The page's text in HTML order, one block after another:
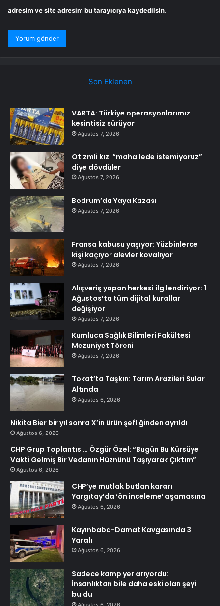
adresim ve site adresim bu tarayıcıya kaydedilsin.
Son Eklenen
VARTA: Türkiye operasyonlarımız
kesintisiz sürüyor
Ağustos 7, 2026
Otizmli kızı “mahallede istemiyoruz”
diye dövdüler
Ağustos 7, 2026
Bodrum’da Yaya Kazası
Ağustos 7, 2026
Fransa kabusu yaşıyor: Yüzbinlerce
kişi kaçıyor alevler kovalıyor
Ağustos 7, 2026
Alışveriş yapan herkesi ilgilendiriyor: 1
Ağustos’ta tüm dijital kurallar
değişiyor
Ağustos 7, 2026
Kumluca Sağlık Bilimleri Fakültesi
Mezuniyet Töreni
Ağustos 7, 2026
Tokat’ta Taşkın: Tarım Arazileri Sular
Altında
Ağustos 6, 2026
Nikita Bier bir yıl sonra X’in ürün şefliğinden ayrıldı
Ağustos 6, 2026
CHP Grup Toplantısı… Özgür Özel: “Bugün Bu Kürsüye
Vakti Gelmiş Bir Vedanın Hüznünü Taşıyarak Çıktım”
Ağustos 6, 2026
CHP’ye mutlak butlan kararı
Yargıtay’da ‘ön inceleme’ aşamasına
Ağustos 6, 2026
Kayınbaba-Damat Kavgasında 3
Yaralı
Ağustos 6, 2026
Sadece kamp yer arıyordu:
İnsanlıktan bile daha eski olan şeyi
buldu
Ağustos 6, 2026